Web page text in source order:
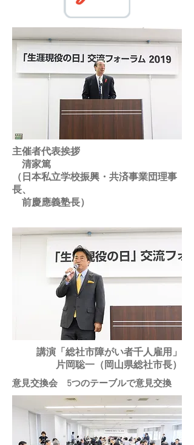
主催者代表挨拶
清家篤
（日本私立学校振興・共済事業団理事
長、
前慶應義塾長）
講演「総社市障がい者千人雇用」
片岡聡一（岡山県総社市長）
意見交換会 5つのテーブルで意見交換